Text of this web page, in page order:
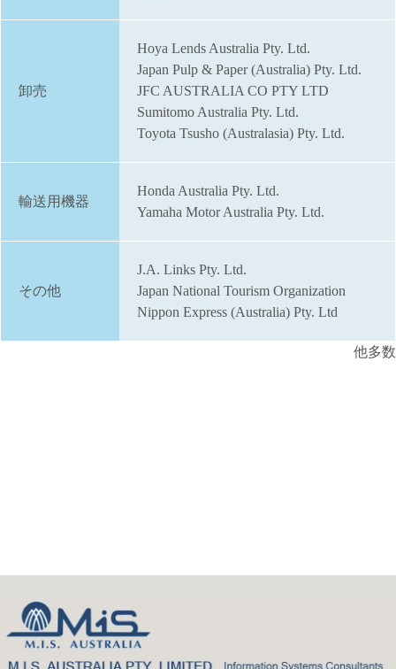
卸売
Hoya Lends Australia Pty. Ltd.
Japan Pulp & Paper (Australia) Pty. Ltd.
JFC AUSTRALIA CO PTY LTD
Sumitomo Australia Pty. Ltd.
Toyota Tsusho (Australasia) Pty. Ltd.
輸送用機器
Honda Australia Pty. Ltd.
Yamaha Motor Australia Pty. Ltd.
その他
J.A. Links Pty. Ltd.
Japan National Tourism Organization
Nippon Express (Australia) Pty. Ltd
他多数